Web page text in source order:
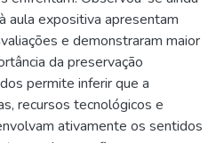
aula expositiva apresentam
e demonstraram maior
da preservação
permite inferir que a
recursos tecnológicos e
ativamente os sentidos